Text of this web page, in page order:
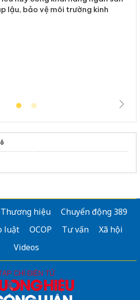
Thương hiệu
Chuyển động 389
luật
OCOP Tư vấn
Xã hội
Videos